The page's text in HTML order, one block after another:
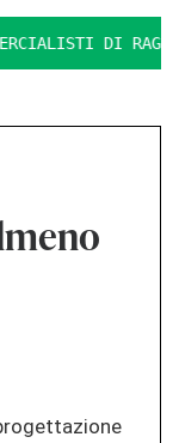
DI RAGUSA